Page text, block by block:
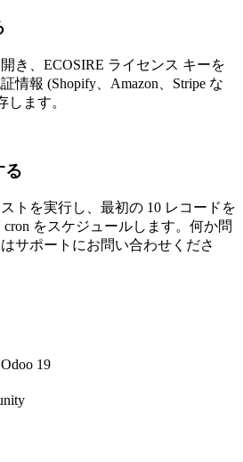
き、ECOSIRE ライセンス キーを
情報 (Shopify、Amazon、Stripe な
します。
る
トを実行し、最初の 10 レコードを
をスケジュールします。何か問
サポートにお問い合わせくださ
19